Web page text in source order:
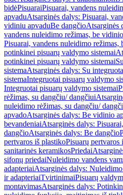
bidėPisuaraiPisuarai, vandens
apvaduAtsarginės dalys: Pisuarai,
vidiniu apvaduBe dangčioAtsarginės
vandens nuleidimo režimas, be
Pisuarai, vandens nuleidimo režimas,
potinkinei pisuarų valdymo sistemai
potinkinei pisuarų valdymo sistemai
sistemaAtsarginės dalys: Su
sistemaIntegruotai pisuarų valdymo
Integruotai pisuarų valdymo sistemai
rėžimas, su dangčiu/ dangčiui
nuleidimo rėžimas, su dangčiu/
apvadoAtsarginės dalys: Be vidinio
bevandeniaiAtsarginės dalys:
dangčioAtsarginės dalys: Be dangčio
pertvaros iš plastikoPisuarų pertvaros
sanitarinės keramikosPriedai
sifonų priedaiNuleidimo vandens
adapteriaiAtsarginės dalys:
ir adapteriaiTvirtinimaiPisuarų
montavimasAtsarginės dalys: